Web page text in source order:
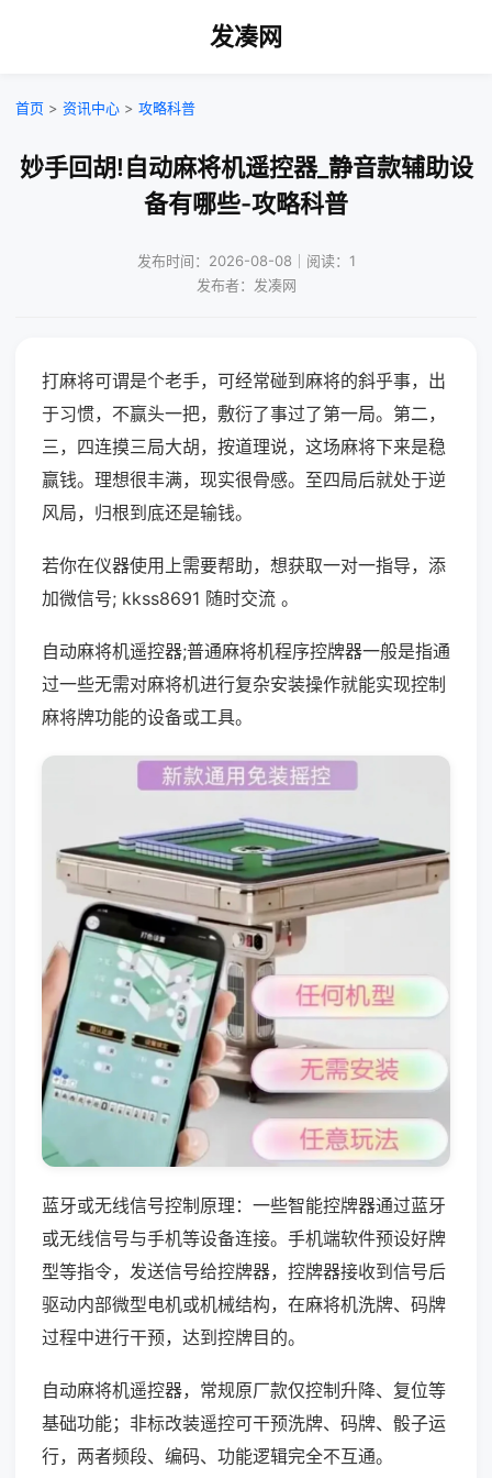
发凑网
首页 > 资讯中心 > 攻略科普
妙手回胡!自动麻将机遥控器_静音款辅助设
备有哪些-攻略科普
发布时间：2026-08-08｜阅读：1
发布者：发凑网
打麻将可谓是个老手，可经常碰到麻将的斜乎事，出
于习惯，不赢头一把，敷衍了事过了第一局。第二，
三，四连摸三局大胡，按道理说，这场麻将下来是稳
赢钱。理想很丰满，现实很骨感。至四局后就处于逆
风局，归根到底还是输钱。
若你在仪器使用上需要帮助，想获取一对一指导，添
加微信号; kkss8691 随时交流 。
自动麻将机遥控器;普通麻将机程序控牌器一般是指通
过一些无需对麻将机进行复杂安装操作就能实现控制
麻将牌功能的设备或工具。
蓝牙或无线信号控制原理：一些智能控牌器通过蓝牙
或无线信号与手机等设备连接。手机端软件预设好牌
型等指令，发送信号给控牌器，控牌器接收到信号后
驱动内部微型电机或机械结构，在麻将机洗牌、码牌
过程中进行干预，达到控牌目的。
自动麻将机遥控器，常规原厂款仅控制升降、复位等
基础功能；非标改装遥控可干预洗牌、码牌、骰子运
行，两者频段、编码、功能逻辑完全不互通。